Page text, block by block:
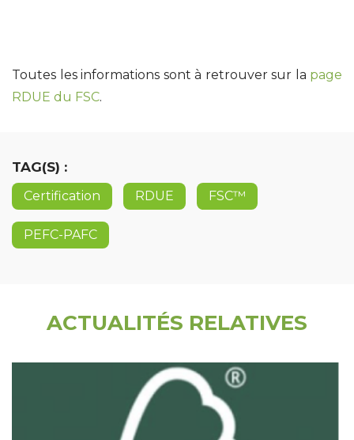
Toutes les informations sont à retrouver sur la page
RDUE du FSC.
TAG(S) :
Certification RDUE FSC™
PEFC-PAFC
ACTUALITÉS RELATIVES